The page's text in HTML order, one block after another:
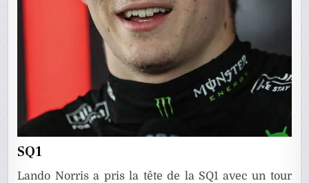
SQ1
Lando Norris a pris la tête de la SQ1 avec un tour